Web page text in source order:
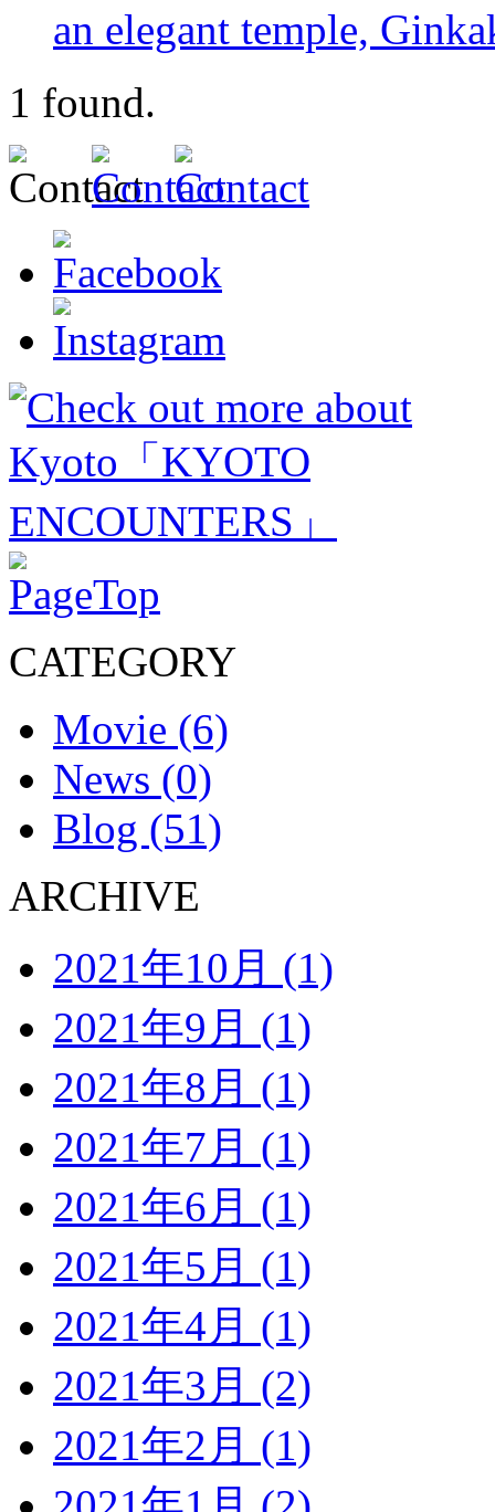
an elegant temple,
1 found.
CATEGORY
Movie (6)
News (0)
Blog (51)
ARCHIVE
2021年10月 (1)
2021年9月 (1)
2021年8月 (1)
2021年7月 (1)
2021年6月 (1)
2021年5月 (1)
2021年4月 (1)
2021年3月 (2)
2021年2月 (1)